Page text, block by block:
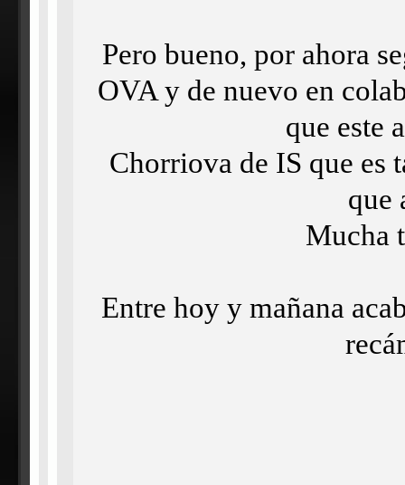
Pero bueno, por ahora
OVA y de nuevo en
que este
Chorriova de IS que es
que
Mucha
Entre hoy y mañana